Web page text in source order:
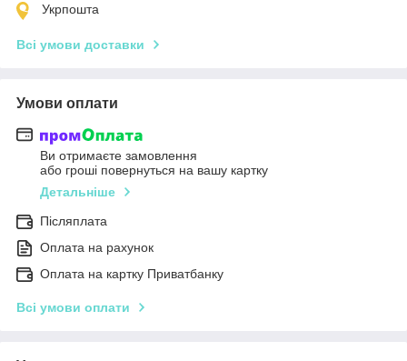
Укрпошта
Всі умови доставки
Умови оплати
Ви отримаєте замовлення
або гроші повернуться на вашу картку
Детальніше
Післяплата
Оплата на рахунок
Оплата на картку Приватбанку
Всі умови оплати